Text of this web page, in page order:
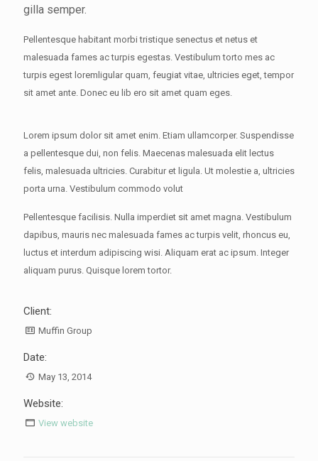
gilla semper.
Pellentesque habitant morbi tristique senectus et netus et
malesuada fames ac turpis egestas. Vestibulum torto mes ac
turpis egest loremligular quam, feugiat vitae, ultricies eget, tempor
sit amet ante. Donec eu lib ero sit amet quam eges.
Lorem ipsum dolor sit amet enim. Etiam ullamcorper. Suspendisse
a pellentesque dui, non felis. Maecenas malesuada elit lectus
felis, malesuada ultricies. Curabitur et ligula. Ut molestie a, ultricies
porta urna. Vestibulum commodo volut
Pellentesque facilisis. Nulla imperdiet sit amet magna. Vestibulum
dapibus, mauris nec malesuada fames ac turpis velit, rhoncus eu,
luctus et interdum adipiscing wisi. Aliquam erat ac ipsum. Integer
aliquam purus. Quisque lorem tortor.
Client:
Muffin Group
Date:
May 13, 2014
Website:
View website